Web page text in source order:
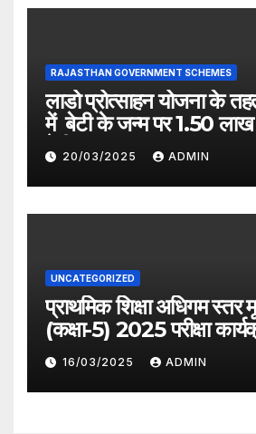
RAJASTHAN GOVERNMENT SCHEMES
लाडो प्रोत्साहन योजना के
में बेटी के जन्म पर 1.50
देगी सरकार
20/03/2025 ADMIN
UNCATEGORIZED
प्राथमिक शिक्षा अधिगम स्तर
(कक्षा-5) 2025 परीक्षा
16/03/2025 ADMIN